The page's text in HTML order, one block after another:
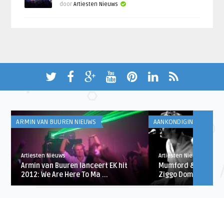
doorArtiesten Nieuws
ARMIN VAN BUUREN NIEUWS
Artiesten Nieuws
Armin van Buuren lanceert EK hit
2012: We Are Here To Ma ...
AANKONDIGINGEN
Artiesten Nieuws
Mumford & Sons in
Ziggo Dome